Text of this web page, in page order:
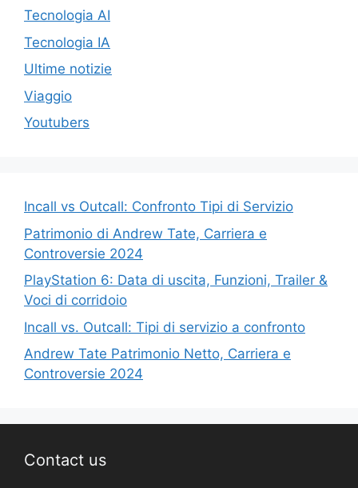
Tecnologia AI
Tecnologia IA
Ultime notizie
Viaggio
Youtubers
Incall vs Outcall: Confronto Tipi di Servizio
Patrimonio di Andrew Tate, Carriera e
Controversie 2024
PlayStation 6: Data di uscita, Funzioni, Trailer &
Voci di corridoio
Incall vs. Outcall: Tipi di servizio a confronto
Andrew Tate Patrimonio Netto, Carriera e
Controversie 2024
Contact us